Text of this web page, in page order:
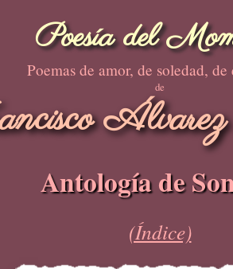
Poesía del
Poemas de amor, de soledad, de
de
Antología de
(Índice)